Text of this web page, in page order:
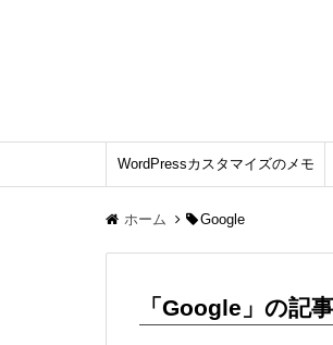
WordPressカスタマイズのメモ
ホーム Google
「Google」の記